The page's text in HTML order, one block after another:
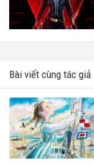
Bài viết cùng tác giả